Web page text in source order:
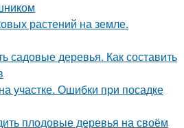
растений на земле.
садовые деревья. Как составить
участке. Ошибки при посадке
плодовые деревья на своём